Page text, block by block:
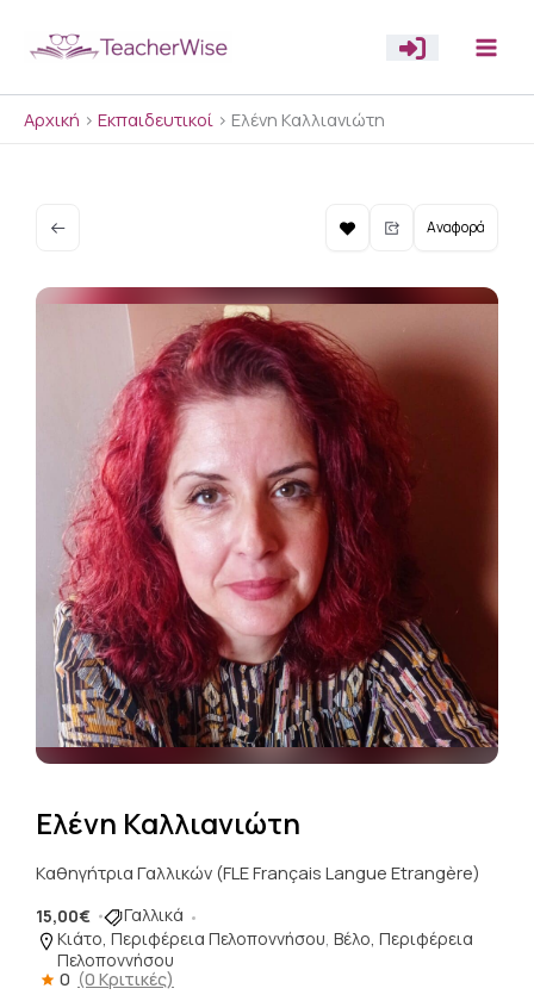
Αρχική > Εκπαιδευτικοί > Ελένη Καλλιανιώτη
Αναφορά
Ελένη Καλλιανιώτη
Καθηγήτρια Γαλλικών (FLE Français Langue Etrangère)
15,00€
Γαλλικά
Κιάτο, Περιφέρεια Πελοποννήσου, Βέλο, Περιφέρεια
Πελοποννήσου
0 (0 Κριτικές)